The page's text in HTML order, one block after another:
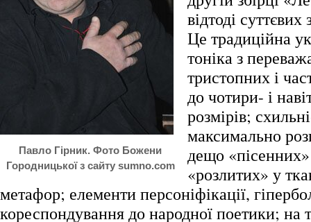
Павло Гірник. Фото Божени
Городницької з сайту sumno.com
відтоді
Це традиційна
тоніка з
тристопних і
до чотири- і
розмірів;
максимально
дещо
«розлитих» у
метафор; елементи персоніфікації,
кореспондування до народної поетики; на